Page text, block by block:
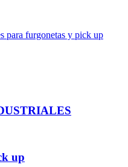
para furgonetas y pick up
up